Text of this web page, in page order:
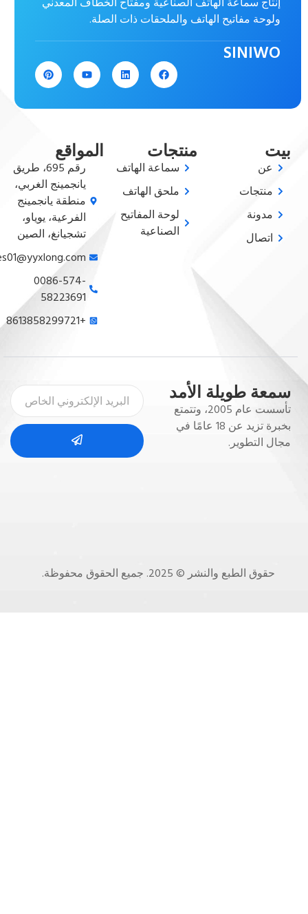
ولوحة مفاتيح الهاتف والملحقات ذات الصلة.
SINIWO
بيت
عن
منتجات
مدونة
اتصال
منتجات
سماعة الهاتف
ملحق الهاتف
لوحة المفاتيح
الصناعية
المواقع
رقم 695، طريق
يانجمينج الغربي،
منطقة يانجمينج
الفرعية، يوياو،
تشجيانغ، الصين
sales01@yyxlong.com
0086-574-
58223691
+8613858299721
سمعة طويلة الأمد
تأسست عام 2005، وتتمتع
بخبرة تزيد عن 18 عامًا في
مجال التطوير.
حقوق الطبع والنشر © 2025. جميع الحقوق محفوظة.